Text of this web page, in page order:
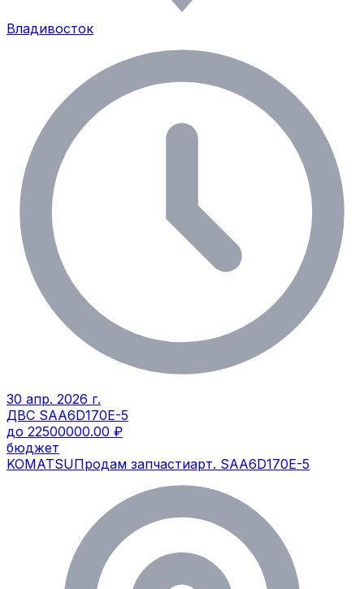
Владивосток
30 апр. 2026 г.
ДВС SAA6D170E-5
до 22500000.00 ₽
бюджет
KOMATSUПродам запчастиарт. SAA6D170E-5